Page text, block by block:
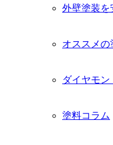
外壁塗装を
オススメの
ダイヤモン
塗料コラム